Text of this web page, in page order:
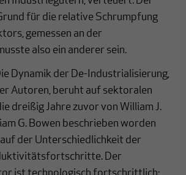
für die relative Schrumpfung
gemessen an der
also ein anderer sein.
Dynamik der De-Industrialisierung,
Autoren, beruht auf sektoralen
dreißig Jahre zuvor von William J.
G. Bowen beschrieben worden
der Unterschiedlichkeit der
Der